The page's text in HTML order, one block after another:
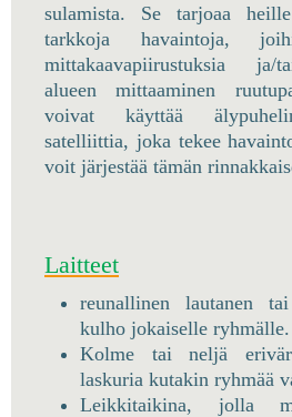
sulamista. Se tarjoaa
tarkkoja havaintoja,
mittakaavapiirustuksia ja/
alueen mittaaminen
voivat käyttää
satelliittia, joka tekee
voit järjestää tämän
Laitteet
reunallinen lautanen
kulho jokaiselle ryhmälle.
Kolme tai neljä
laskuria kutakin ryhmää
Leikkitaikina, jolla